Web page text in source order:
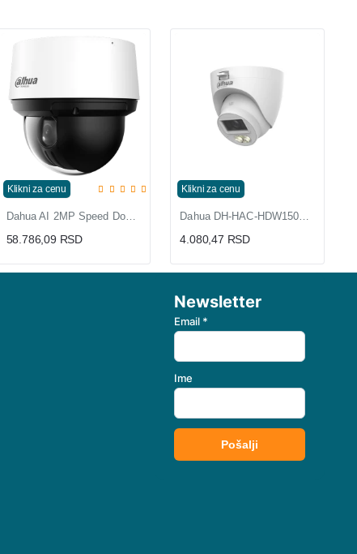
Klikni za cenu
Dahua AI 2MP Speed Dome PTZ kamera 16x zum sa Auto Tracking SD4A216DB
58.786,09 RSD
Klikni za cenu
4.080,47 RSD